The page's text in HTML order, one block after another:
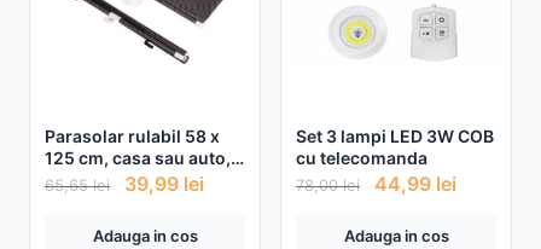
Parasolar rulabil 58 x
125 cm, casa sau auto,
prindere cu ventuze
65,65lei 39,99 lei
Adauga in cos
Set 3 lampi LED 3W COB
cu telecomanda
78,00lei 44,99 lei
Adauga in cos